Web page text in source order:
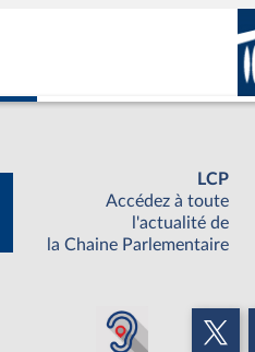
LCP
Accédez à toute
l'actualité de
la Chaine Parlementaire